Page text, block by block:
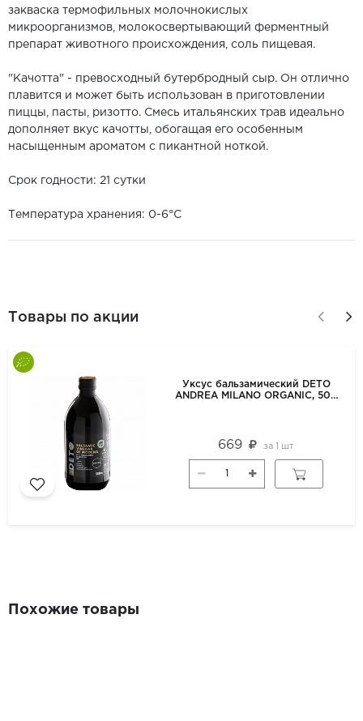
закваска термофильных молочнокислых
микроорганизмов, молокосвертывающий ферментный
препарат животного происхождения, соль пищевая.
"Качотта" - превосходный бутербродный сыр. Он отлично
плавится и может быть использован в приготовлении
пиццы, пасты, ризотто. Смесь итальянских трав идеально
дополняет вкус качотты, обогащая его особенным
насыщенным ароматом с пикантной ноткой.
Срок годности: 21 сутки
Температура хранения: 0-6°С
Товары по акции
Уксус бальзамический DETO
ANDREA MILANO ORGANIC, 500
669 за 1 шт
Похожие товары